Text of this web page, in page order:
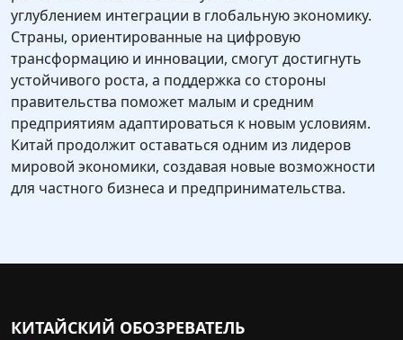
углублением интеграции в глобальную экономику.
Страны, ориентированные на цифровую
трансформацию и инновации, смогут достигнуть
устойчивого роста, а поддержка со стороны
правительства поможет малым и средним
предприятиям адаптироваться к новым условиям.
Китай продолжит оставаться одним из лидеров
мировой экономики, создавая новые возможности
для частного бизнеса и предпринимательства.
КИТАЙСКИЙ ОБОЗРЕВАТЕЛЬ